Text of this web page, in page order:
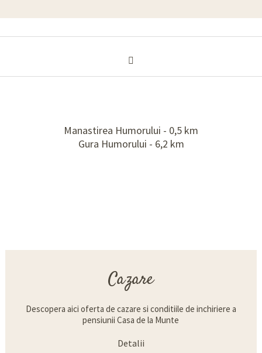
Manastirea Humorului - 0,5 km
Gura Humorului - 6,2 km
Cazare
Descopera aici oferta de cazare si conditiile de inchiriere a
pensiunii Casa de la Munte
Detalii